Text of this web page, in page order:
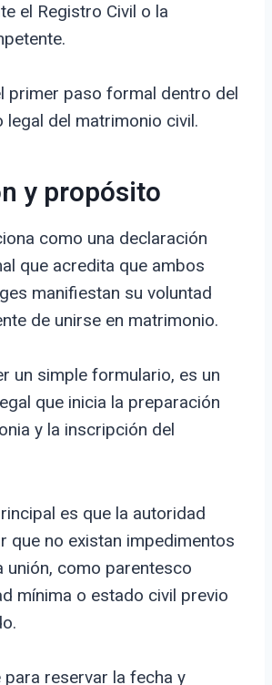
el Registro Civil o la
primer paso formal dentro del
legal del matrimonio civil.
y propósito
como una declaración
que acredita que ambos
manifiestan su voluntad
de unirse en matrimonio.
un simple formulario, es un
que inicia la preparación
y la inscripción del
es que la autoridad
que no existan impedimentos
unión, como parentesco
mínima o estado civil previo
para reservar la fecha y